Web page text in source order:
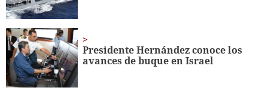
Presidente Hernández conoce los
avances de buque en Israel